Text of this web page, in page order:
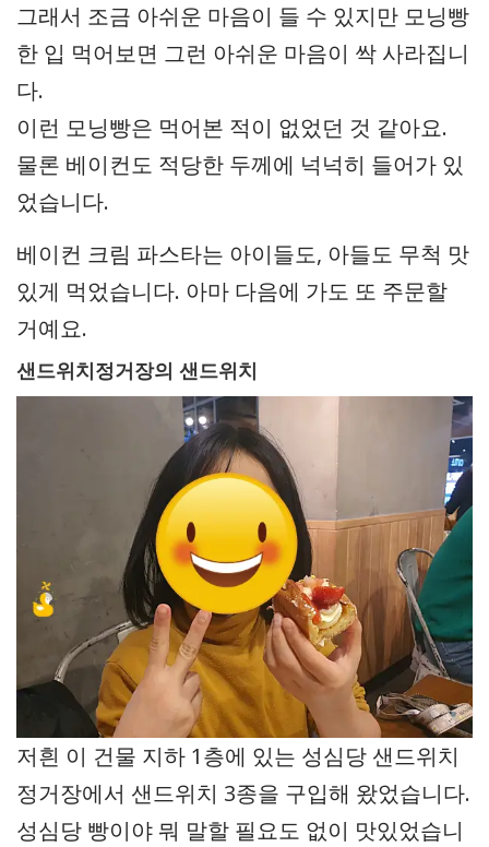
그래서 조금 아쉬운 마음이 들 수 있지만 모닝빵
한 입 먹어보면 그런 아쉬운 마음이 싹 사라집니
다.
이런 모닝빵은 먹어본 적이 없었던 것 같아요.
물론 베이컨도 적당한 두께에 넉넉히 들어가 있
었습니다.
베이컨 크림 파스타는 아이들도, 아들도 무척 맛
있게 먹었습니다. 아마 다음에 가도 또 주문할
거예요.
샌드위치정거장의 샌드위치
저흰 이 건물 지하 1층에 있는 성심당 샌드위치
정거장에서 샌드위치 3종을 구입해 왔었습니다.
성심당 빵이야 뭐 말할 필요도 없이 맛있었습니